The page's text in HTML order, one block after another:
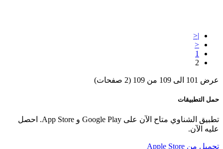
|<
<
1
2
عرض 101 الى 109 من 109 (2 صفحات)
حمل التطبيقات
تطبيق الشناوي متاح الآن على Google Play و App Store. احصل
عليه الآن.
تحميل من Apple Store